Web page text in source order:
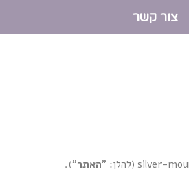
צור קשר
האתר").